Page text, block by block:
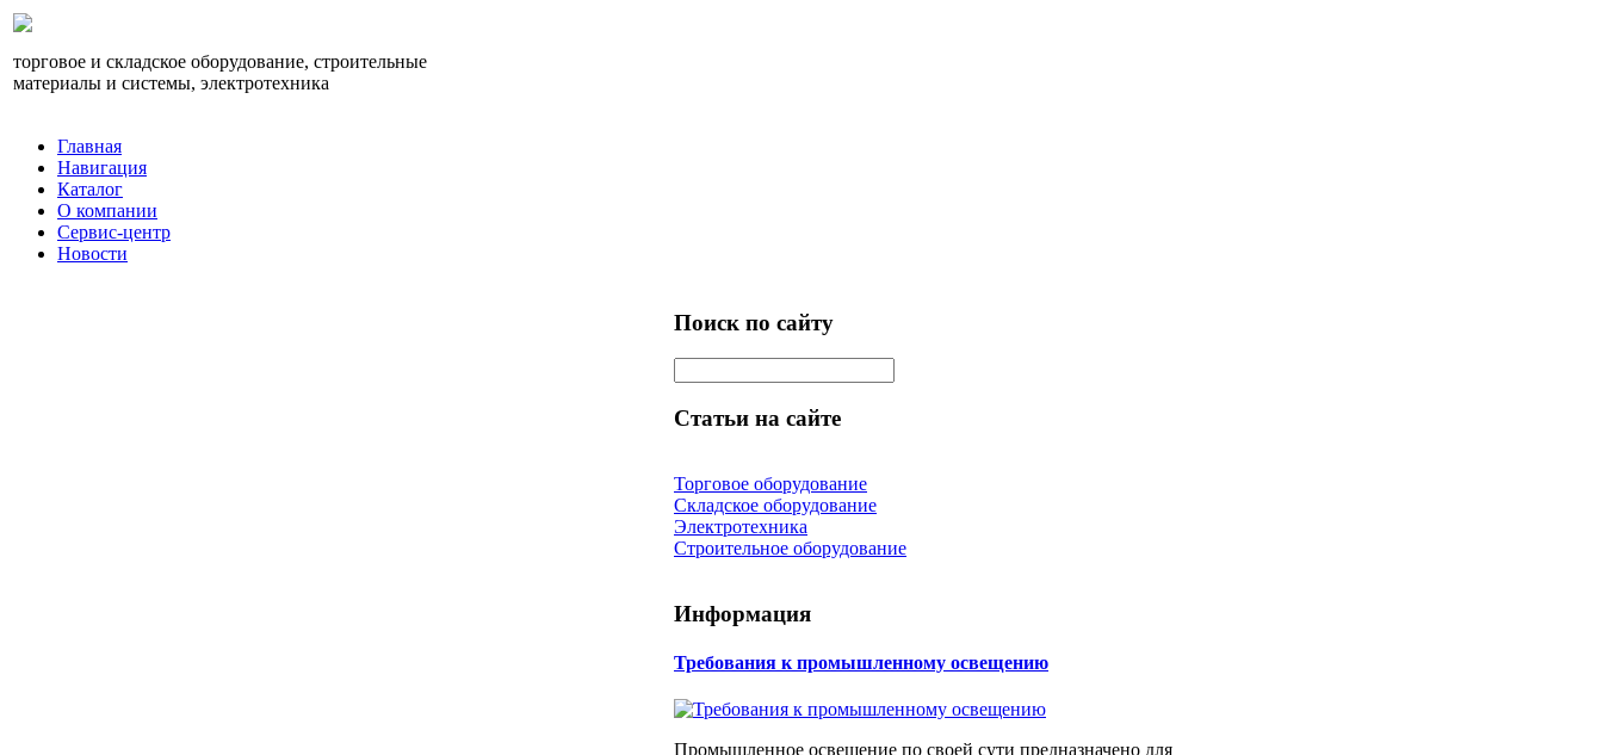
торговое и складское оборудование, строительные
материалы и системы, электротехника
Главная
Навигация
Каталог
О компании
Сервис-центр
Новости
Поиск по сайту
Статьи на сайте
Торговое оборудование
Складское оборудование
Электротехника
Строительное оборудование
Информация
Требования к промышленному освещению
Промышленное освещение по своей сути предназначено для